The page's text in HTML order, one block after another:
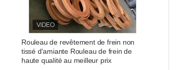
Rouleau de revêtement de frein non
tissé d'amiante Rouleau de frein de
haute qualité au meilleur prix